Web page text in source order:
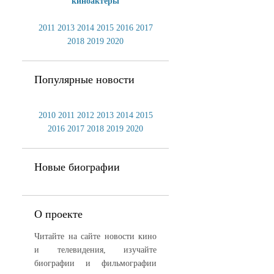
2011 2013 2014 2015 2016 2017
2018 2019 2020
Популярные новости
2010 2011 2012 2013 2014 2015
2016 2017 2018 2019 2020
Новые биографии
О проекте
Читайте на сайте новости кино
и телевидения, изучайте
биографии и фильмографии